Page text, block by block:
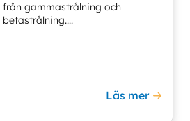
från gammastrålning och
betastrålning....
Läs mer